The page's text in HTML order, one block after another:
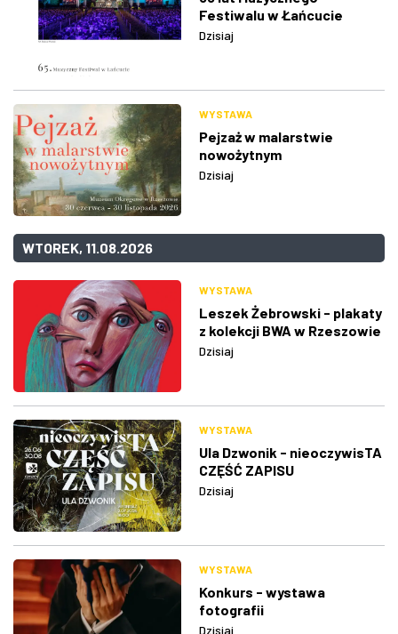
Festiwalu w Łańcucie
Dzisiaj
WYSTAWA
Pejzaż w malarstwie
nowożytnym
Dzisiaj
WTOREK, 11.08.2026
WYSTAWA
Leszek Żebrowski - plakaty
z kolekcji BWA w Rzeszowie
Dzisiaj
WYSTAWA
Ula Dzwonik - nieoczywisTA
CZĘŚĆ ZAPISU
Dzisiaj
WYSTAWA
Konkurs - wystawa
fotografii
Dzisiaj